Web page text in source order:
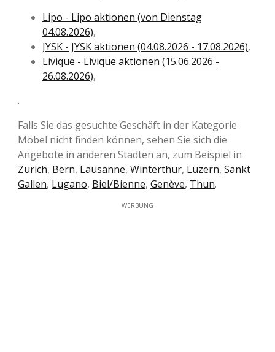
Lipo - Lipo aktionen (von Dienstag
04.08.2026),
JYSK - JYSK aktionen (04.08.2026 - 17.08.2026),
Livique - Livique aktionen (15.06.2026 -
26.08.2026),
.
Falls Sie das gesuchte Geschäft in der Kategorie
Möbel nicht finden können, sehen Sie sich die
Angebote in anderen Städten an, zum Beispiel in
Zürich, Bern, Lausanne, Winterthur, Luzern, Sankt
Gallen, Lugano, Biel/Bienne, Genève, Thun.
WERBUNG